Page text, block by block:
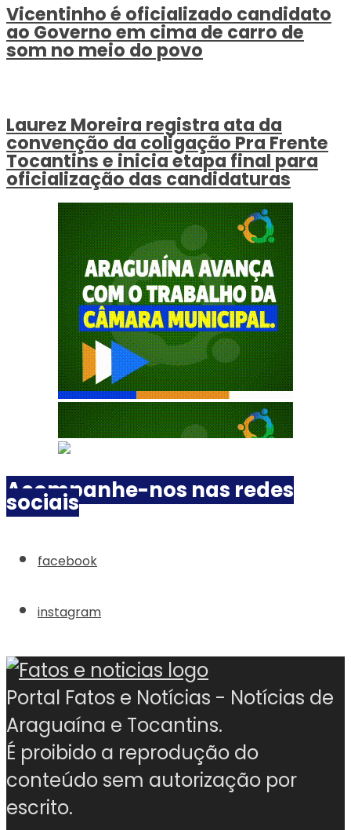
Vicentinho é oficializado candidato
ao Governo em cima de carro de
som no meio do povo
Laurez Moreira registra ata da
convenção da coligação Pra Frente
Tocantins e inicia etapa final para
oficialização das candidaturas
Acompanhe-nos nas redes
sociais
facebook
instagram
Portal Fatos e Notícias - Notícias de
Araguaína e Tocantins.
É proibido a reprodução do
conteúdo sem autorização por
escrito.